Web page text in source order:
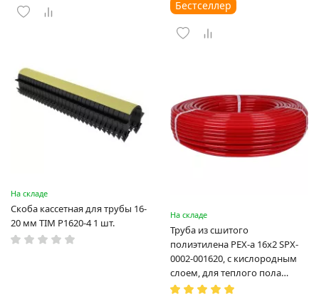
На складе
Скоба кассетная для трубы 16-
20 мм TIM P1620-4 1 шт.
Бестселлер
На складе
Труба из сшитого
полиэтилена PEX-a 16х2 SPX-
0002-001620, с кислородным
слоем, для теплого пола
(Испания)